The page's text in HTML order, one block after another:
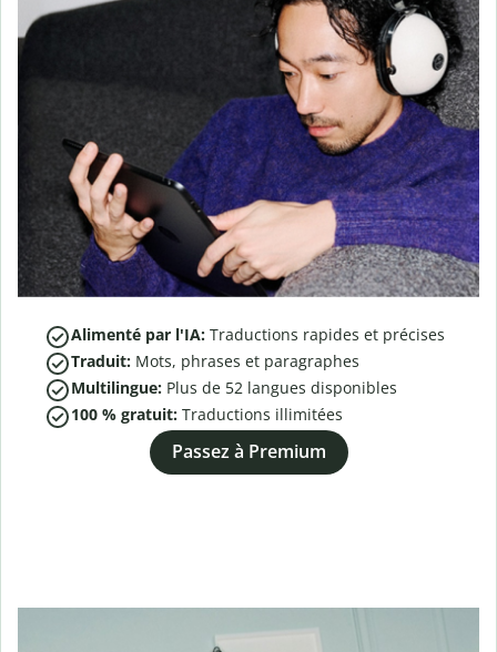
Alimenté par l'IA: Traductions rapides et précises
Traduit: Mots, phrases et paragraphes
Multilingue: Plus de 52 langues disponibles
100 % gratuit: Traductions illimitées
Passez à Premium